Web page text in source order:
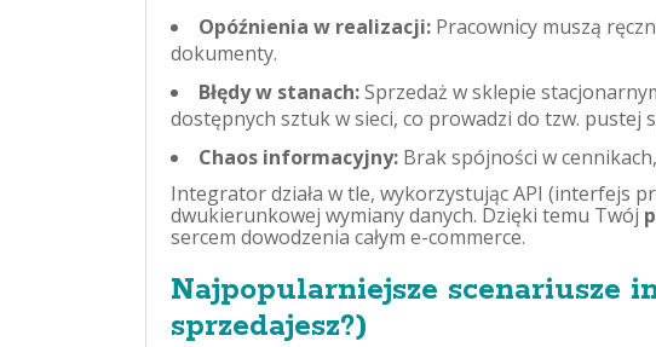
Opóźnienia w realizacji: Pracownicy muszą
dokumenty.
Błędy w stanach:Sprzedaż w sklepie
dostępnych sztuk w sieci, co prowadzi do tzw. pustej
Chaos informacyjny: Brak spójności w
Integrator działa w tle, wykorzystując API (interfejs
dwukierunkowej wymiany danych. Dzięki temu Twój
sercem dowodzenia całym e-commerce.
Najpopularniejsze scenariusze
sprzedajesz?)